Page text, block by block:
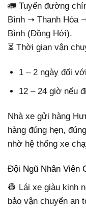
🚛 Tuyến đường
Bình ➝ Thanh Hóa
Bình (Đồng Hới).
⏳ Thời gian vận
1 – 2 ngày đối
12 – 24 giờ nếu
Nhà xe gửi hàng
hàng đúng hẹn,
nhờ hệ thống xe
Đội Ngũ Nhân Viên
👷 Lái xe giàu kinh
bảo vận chuyển an